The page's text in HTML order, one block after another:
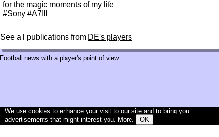
for the magic moments of my life
#Sony #A7III
See all publications from DE's players
Football news with a player's point of view.
We use cookies to enhance your visit to our site and to bring you
advertisements that might interest you. More. OK